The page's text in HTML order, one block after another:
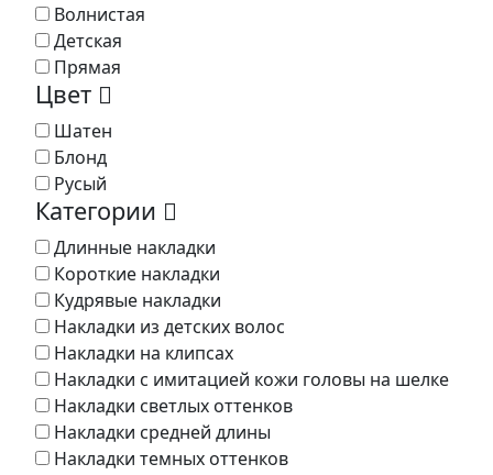
Волнистая
Детская
Прямая
Цвет
Шатен
Блонд
Русый
Категории
Длинные накладки
Короткие накладки
Кудрявые накладки
Накладки из детских волос
Накладки на клипсах
Накладки с имитацией кожи головы на шелке
Накладки светлых оттенков
Накладки средней длины
Накладки темных оттенков